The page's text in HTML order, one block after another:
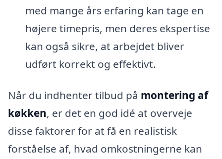
med mange års erfaring kan tage en
højere timepris, men deres ekspertise
kan også sikre, at arbejdet bliver
udført korrekt og effektivt.
Når du indhenter tilbud på montering af
køkken, er det en god idé at overveje
disse faktorer for at få en realistisk
forståelse af, hvad omkostningerne kan